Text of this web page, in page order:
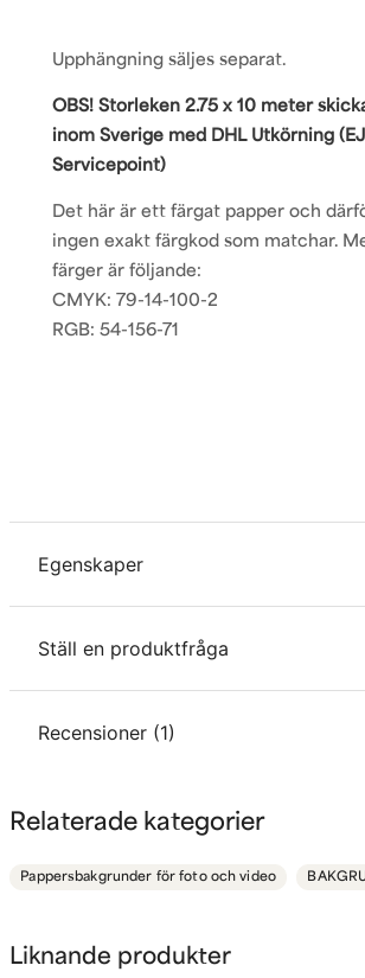
Liknande produkter
Upphängning säljes separat.
OBS! Storleken 2.75 x 10 meter
inom Sverige med DHL Utkörning (EJ
Servicepoint)
Det här är ett färgat papper och
ingen exakt färgkod som matchar.
färger är följande:
CMYK: 79-14-100-2
RGB: 54-156-71
Egenskaper
Bredd
Längd
10 meter
Ställ en produktfråga
question
Fråga oss något om denna
email
Mejladress
Recensioner (1)
Bertil Sune
Relaterade kategorier
Pappersbakgrunder för foto och video